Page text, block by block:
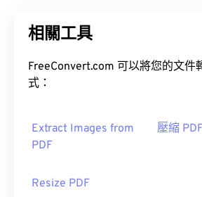
相關工具
FreeConvert.com 可以將您的文件
式：
Extract Images from
PDF
壓縮
Resize PDF